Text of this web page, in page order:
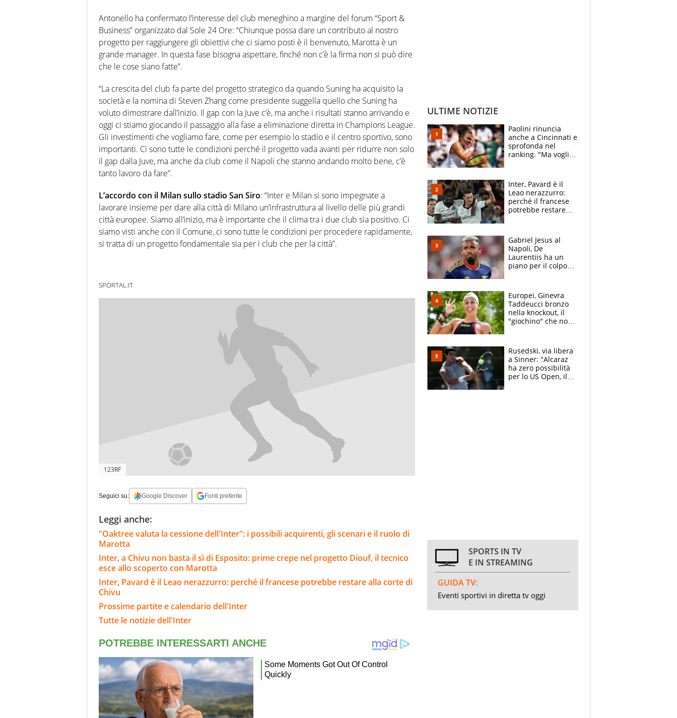
Antonello ha confermato l’interesse del club meneghino a margine del forum “Sport &
Business” organizzato dal Sole 24 Ore: “Chiunque possa dare un contributo al nostro
progetto per raggiungere gli obiettivi che ci siamo posti è il benvenuto, Marotta è un
grande manager. In questa fase bisogna aspettare, finché non c’è la firma non si può dire
che le cose siano fatte”.
“La crescita del club fa parte del progetto strategico da quando Suning ha acquisito la
società e la nomina di Steven Zhang come presidente suggella quello che Suning ha
voluto dimostrare dall’inizio. Il gap con la Juve c’è, ma anche i risultati stanno arrivando e
oggi ci stiamo giocando il passaggio alla fase a eliminazione diretta in Champions League.
Gli investimenti che vogliamo fare, come per esempio lo stadio e il centro sportivo, sono
importanti. Ci sono tutte le condizioni perché il progetto vada avanti per ridurre non solo
il gap dalla Juve, ma anche da club come il Napoli che stanno andando molto bene, c’è
tanto lavoro da fare”.
L’accordo con il Milan sullo stadio San Siro: “Inter e Milan si sono impegnate a
lavorare insieme per dare alla città di Milano un’infrastruttura al livello delle più grandi
città europee. Siamo all’inizio, ma è importante che il clima tra i due club sia positivo. Ci
siamo visti anche con il Comune, ci sono tutte le condizioni per procedere rapidamente,
si tratta di un progetto fondamentale sia per i club che per la città”.
SPORTAL.IT
123RF
Seguici su: Google Discover Fonti preferite
Leggi anche:
"Oaktree valuta la cessione dell'Inter": i possibili acquirenti, gli scenari e il ruolo di
Marotta
Inter, a Chivu non basta il sì di Esposito: prime crepe nel progetto Diouf, il tecnico
esce allo scoperto con Marotta
Inter, Pavard è il Leao nerazzurro: perché il francese potrebbe restare alla corte di
Chivu
Prossime partite e calendario dell'Inter
Tutte le notizie dell'Inter
ULTIME NOTIZIE
Paolini rinuncia
anche a Cincinnati e
sprofonda nel
ranking. "Ma voglio
Inter, Pavard è il
Leao nerazzurro:
perché il francese
potrebbe restare
Gabriel Jesus al
Napoli, De
Laurentiis ha un
piano per il colpo
Lucca
Europei, Ginevra
Taddeucci bronzo
nella knockout, il
"giochino" che non
Rusedski, via libera
a Sinner: "Alcaraz
ha zero possibilità
per lo US Open, il
SPORTS IN TV
E IN STREAMING
GUIDA TV:
Eventi sportivi in diretta tv oggi